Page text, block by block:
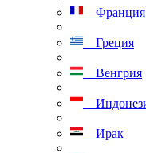
Франция
Греция
Венгрия
Ирак